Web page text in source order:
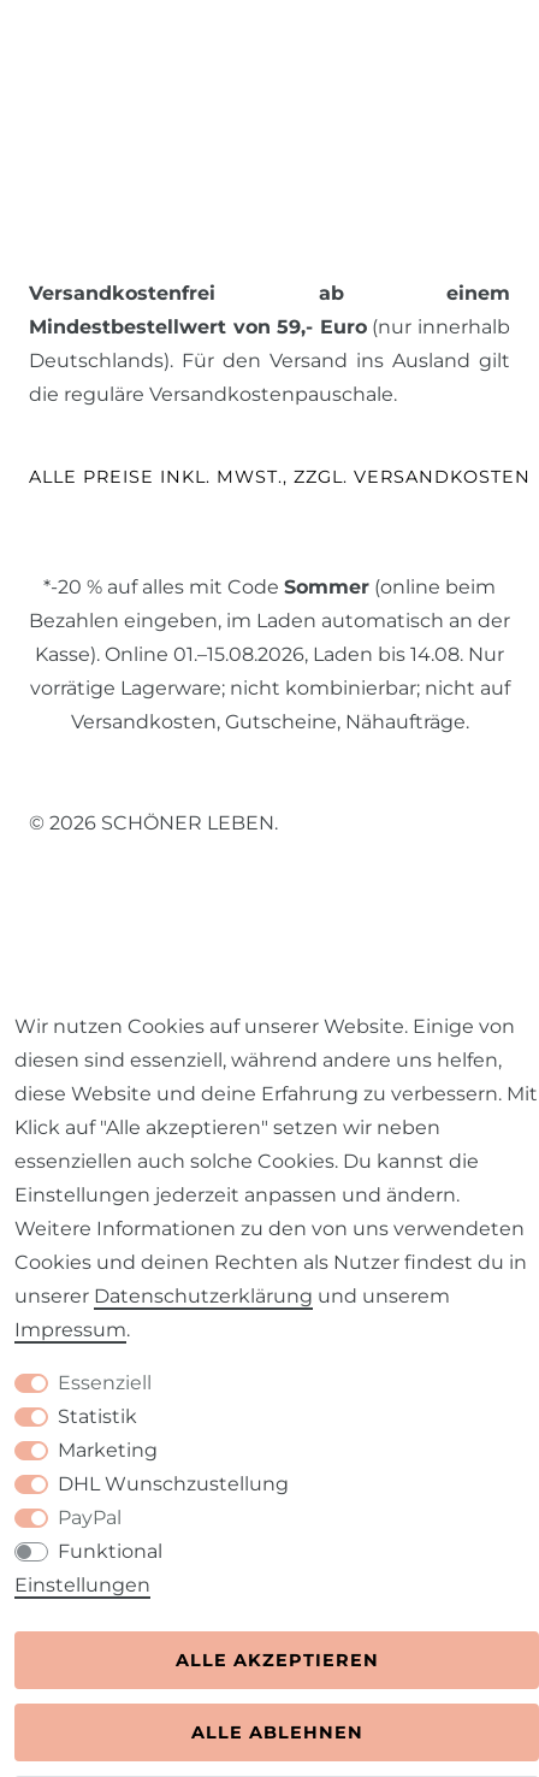
Versandkostenfrei ab einem
Mindestbestellwert von 59,- Euro(nur innerhalb
Deutschlands). Für den Versand ins Ausland gilt
die reguläre Versandkostenpauschale.
ALLE PREISE INKL. MWST., ZZGL. VERSANDKOSTEN
*-20 % auf alles mit Code Sommer (online beim
Bezahlen eingeben, im Laden automatisch an der
Kasse). Online 01.–15.08.2026, Laden bis 14.08. Nur
vorrätige Lagerware; nicht kombinierbar; nicht auf
Versandkosten, Gutscheine, Nähaufträge.
© 2026 SCHÖNER LEBEN.
Barrierefreiheitserklärung Widerrufs­recht
VERTRAG WIDERRUFEN Kontakt
Wir nutzen Cookies auf unserer Website. Einige von
diesen sind essenziell, während andere uns helfen,
diese Website und deine Erfahrung zu verbessern. Mit
Klick auf "Alle akzeptieren" setzen wir neben
essenziellen auch solche Cookies. Du kannst die
Einstellungen jederzeit anpassen und ändern.
Weitere Informationen zu den von uns verwendeten
Cookies und deinen Rechten als Nutzer findest du in
unserer Daten­schutz­erklärung und unserem
Impressum.
Essenziell
Statistik
Marketing
DHL Wunschzustellung
PayPal
Funktional
Einstellungen
ALLE AKZEPTIEREN
ALLE ABLEHNEN